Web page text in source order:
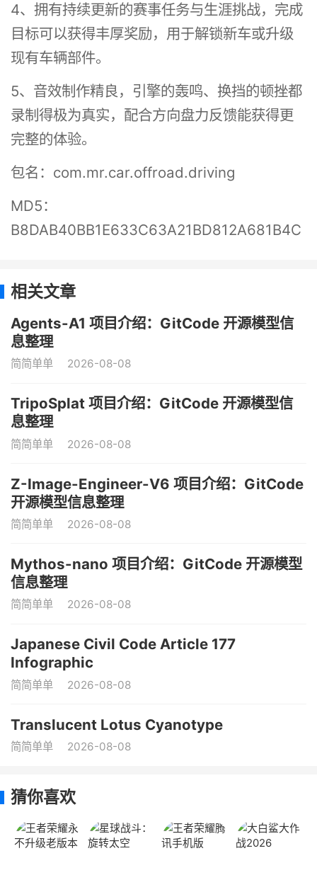
4、拥有持续更新的赛事任务与生涯挑战，完成
目标可以获得丰厚奖励，用于解锁新车或升级
现有车辆部件。
5、音效制作精良，引擎的轰鸣、换挡的顿挫都
录制得极为真实，配合方向盘力反馈能获得更
完整的体验。
包名：com.mr.car.offroad.driving
MD5：
B8DAB40BB1E633C63A21BD812A681B4C
相关文章
Agents-A1 项目介绍：GitCode 开源模型信
息整理
简简单单 2026-08-08
TripoSplat 项目介绍：GitCode 开源模型信
息整理
简简单单 2026-08-08
Z-Image-Engineer-V6 项目介绍：GitCode
开源模型信息整理
简简单单 2026-08-08
Mythos-nano 项目介绍：GitCode 开源模型
信息整理
简简单单 2026-08-08
Japanese Civil Code Article 177
Infographic
简简单单 2026-08-08
Translucent Lotus Cyanotype
简简单单 2026-08-08
猜你喜欢